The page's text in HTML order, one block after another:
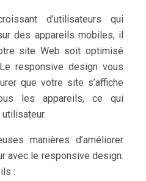
d’utilisateurs qui
des appareils mobiles, il
site Web soit optimisé
responsive design vous
que votre site s’affiche
les appareils, ce qui
manières d’améliorer
avec le responsive design.
: